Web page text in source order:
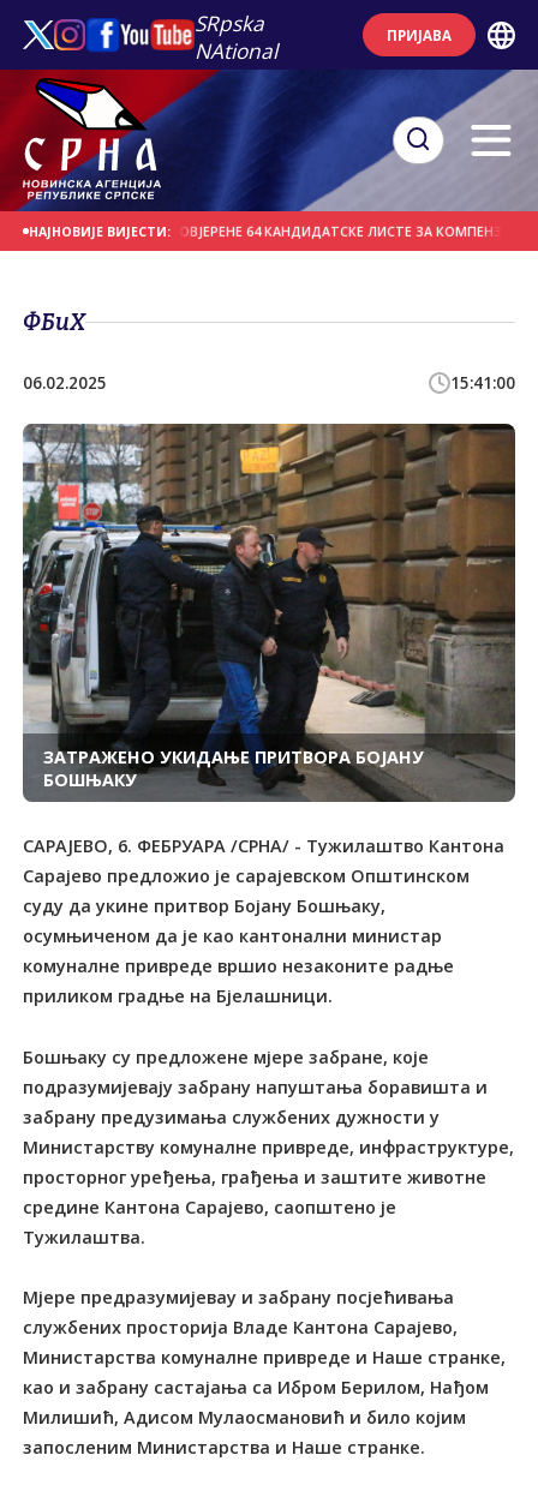
SRpska
NAtional
ПРИЈАВА
НАЈНОВИЈЕ ВИЈЕСТИ:
У ПЕРУУ ОВЈЕРЕНЕ 64 КАНДИДАТСКЕ ЛИСТЕ ЗА КОМПЕНЗАЦИОНЕ
ФБиХ
06.02.2025 15:41:00
ЗАТРАЖЕНО УКИДАЊЕ ПРИТВОРА БОЈАНУ
БОШЊАКУ
САРАЈЕВО, 6. ФЕБРУАРА /СРНА/ - Тужилаштво Кантона
Сарајево предложио је сарајевском Општинском
суду да укине притвор Бојану Бошњаку,
осумњиченом да је као кантонални министар
комуналне привреде вршио незаконите радње
приликом градње на Бјелашници.
Бошњаку су предложене мјере забране, које
подразумијевају забрану напуштања боравишта и
забрану предузимања службених дужности у
Министарству комуналне привреде, инфраструктуре,
просторног уређења, грађења и заштите животне
средине Кантона Сарајево, саопштено је
Тужилаштва.
Мјере предразумијевау и забрану посјећивања
службених просторија Владе Кантона Сарајево,
Министарства комуналне привреде и Наше странке,
као и забрану састајања са Ибром Берилом, Нађом
Милишић, Адисом Мулаосмановић и било којим
запосленим Министарства и Наше странке.